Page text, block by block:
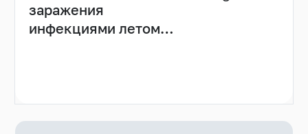
заражения
инфекциями летом